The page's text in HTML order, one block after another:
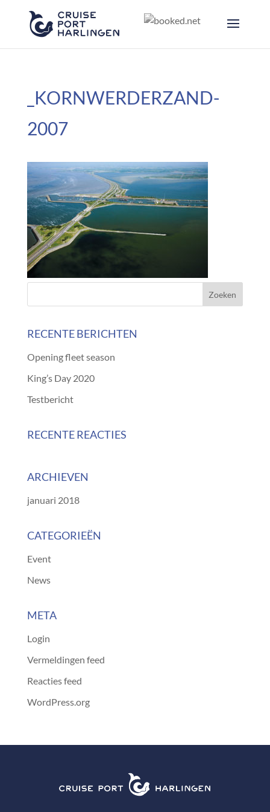
_KORNWERDERZAND-
2007
RECENTE BERICHTEN
Opening fleet season
King’s Day 2020
Testbericht
RECENTE REACTIES
ARCHIEVEN
januari 2018
CATEGORIEËN
Event
News
META
Login
Vermeldingen feed
Reacties feed
WordPress.org